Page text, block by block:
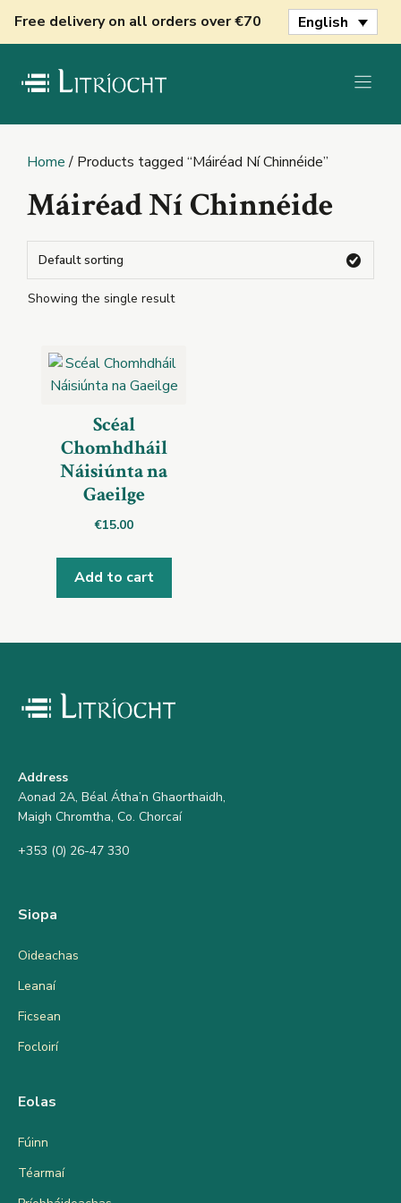
Free delivery on all orders over €70 English
Home/ Products tagged “Máiréad Ní Chinnéide”
Máiréad Ní Chinnéide
Showing the single result
Scéal
Chomhdháil
Náisiúnta na
Gaeilge
€15.00
Add to cart
Address
Aonad 2A, Béal Átha’n Ghaorthaidh,
Maigh Chromtha, Co. Chorcaí
+353 (0) 26-47 330
Siopa
Oideachas
Leanaí
Ficsean
Focloirí
Eolas
Fúinn
Téarmaí